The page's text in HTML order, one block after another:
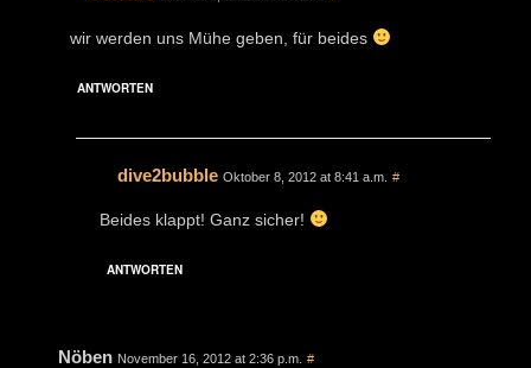
wir werden uns Mühe geben, für beides
ANTWORTEN
dive2bubble Oktober 8, 2012 at 8:41 a.m. #
Beides klappt! Ganz sicher!
ANTWORTEN
Nöben November 16, 2012 at 2:36 p.m. #